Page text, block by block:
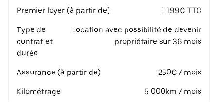
Premier loyer (à partir de) 1 199€ TTC
Type de
contrat et
durée
Location avec possibilité de devenir
propriétaire sur 36 mois
Assurance (à partir de) 250€ / mois
Kilométrage 5 000km / mois